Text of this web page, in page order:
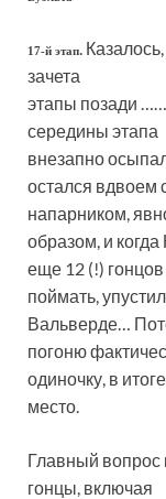
17-й этап.
зачета
этапы позади
середины этапа
внезапно
остался вдвоем
напарником,
образом, и когда
еще 12 (!) гонцов
поймать,
Вальверде…
погоню
одиночку, в
место.
Главный вопрос
гонцы, включая